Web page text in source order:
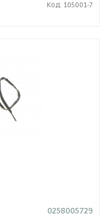
Код: 105001-7
0258005729